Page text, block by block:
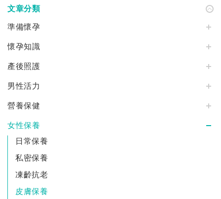
文章分類
準備懷孕
懷孕知識
產後照護
男性活力
營養保健
女性保養
日常保養
私密保養
凍齡抗老
皮膚保養